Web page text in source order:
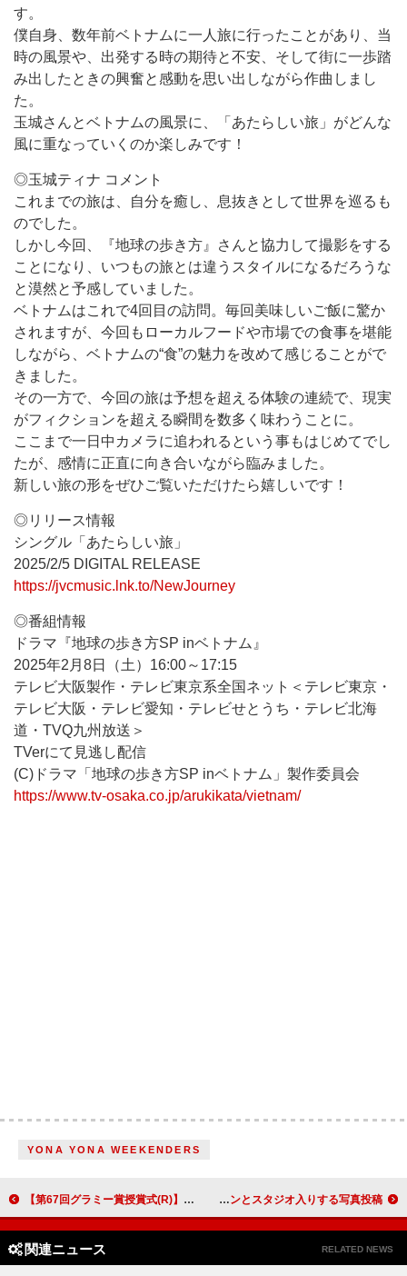
す。
僕自身、数年前ベトナムに一人旅に行ったことがあり、当
時の風景や、出発する時の期待と不安、そして街に一歩踏
み出したときの興奮と感動を思い出しながら作曲しまし
た。
玉城さんとベトナムの風景に、「あたらしい旅」がどんな
風に重なっていくのか楽しみです！
◎玉城ティナ コメント
これまでの旅は、自分を癒し、息抜きとして世界を巡るも
のでした。
しかし今回、『地球の歩き方』さんと協力して撮影をする
ことになり、いつもの旅とは違うスタイルになるだろうな
と漠然と予感していました。
ベトナムはこれで4回目の訪問。毎回美味しいご飯に驚か
されますが、今回もローカルフードや市場での食事を堪能
しながら、ベトナムの“食”の魅力を改めて感じることがで
きました。
その一方で、今回の旅は予想を超える体験の連続で、現実
がフィクションを超える瞬間を数多く味わうことに。
ここまで一日中カメラに追われるという事もはじめてでし
たが、感情に正直に向き合いながら臨みました。
新しい旅の形をぜひご覧いただけたら嬉しいです！
◎リリース情報
シングル「あたらしい旅」
2025/2/5 DIGITAL RELEASE
https://jvcmusic.lnk.to/NewJourney
◎番組情報
ドラマ『地球の歩き方SP inベトナム』
2025年2月8日（土）16:00～17:15
テレビ大阪製作・テレビ東京系全国ネット＜テレビ東京・
テレビ大阪・テレビ愛知・テレビせとうち・テレビ北海
道・TVQ九州放送＞
TVerにて見逃し配信
(C)ドラマ「地球の歩き方SP inベトナム」製作委員会
https://www.tv-osaka.co.jp/arukikata/vietnam/
YONA YONA WEEKENDERS
【第67回グラミー賞授賞式(R)】ビヨンセ＆テイラー・スウィフトの出席決定 ソランジュ、新しい音楽を制作中か ピエール・ボーンとスタジオ入りする写真投稿
関連ニュース RELATED NEWS